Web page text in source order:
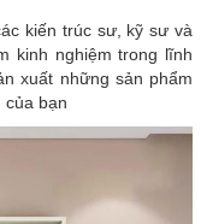
kiến trúc sư, kỹ sư và
kinh nghiệm trong lĩnh
xuất những sản phẩm
của bạn